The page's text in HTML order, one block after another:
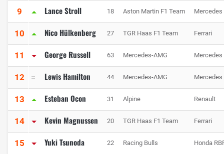
9 Lance Stroll 18 Aston Martin F1 Team Mercedes
10 Nico Hülkenberg 27 TGR Haas F1 Team Ferrari
11 George Russell 63 Mercedes-AMG Mercedes
12 Lewis Hamilton 44 Mercedes-AMG Mercedes
13 Esteban Ocon 31 Alpine Renault
14 Kevin Magnussen 20 TGR Haas F1 Team Ferrari
15 Yuki Tsunoda 22 Racing Bulls Honda